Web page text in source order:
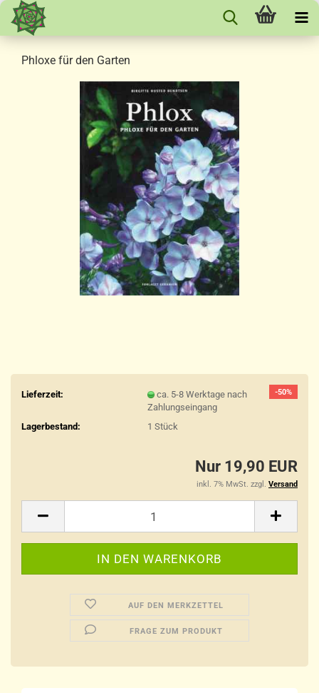
Phloxe für den Garten
-50%
Lieferzeit:
ca. 5-8 Werktage nach
Zahlungseingang
Lagerbestand:
1 Stück
Nur 19,90 EUR
inkl. 7% MwSt. zzgl. Versand
AUF DEN MERKZETTEL
FRAGE ZUM PRODUKT